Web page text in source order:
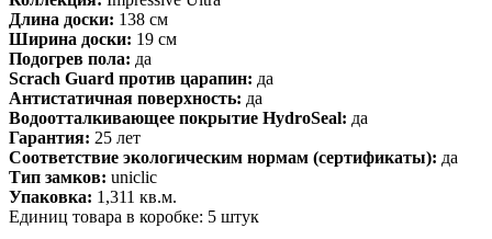
Длина доски: 138 см
Ширина доски: 19 см
Подогрев пола: да
Scrach Guard против царапин: да
Антистатичная поверхность: да
Водоотталкивающее покрытие HydroSeal: да
Гарантия: 25 лет
Соответствие экологическим нормам (сертификаты): да
Тип замков: uniclic
Упаковка: 1,311 кв.м.
Единиц товара в коробке: 5 штук